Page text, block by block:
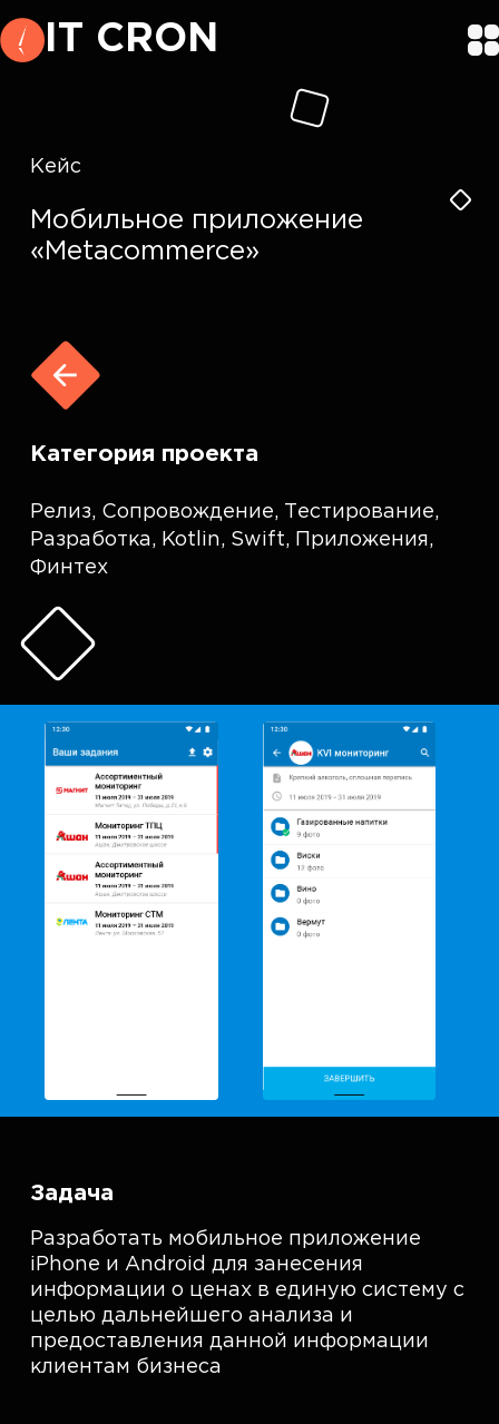
IT CRON
Кейс
Мобильное приложение
«Metacommerce»
Категория проекта
Релиз, Сопровождение, Тестирование,
Разработка, Kotlin, Swift, Приложения,
Финтех
Задача
Разработать мобильное приложение
iPhone и Android для занесения
информации о ценах в единую систему с
целью дальнейшего анализа и
предоставления данной информации
клиентам бизнеса